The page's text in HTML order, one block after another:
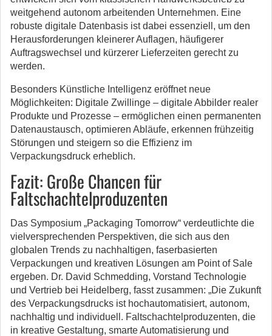
weitgehend autonom arbeitenden Unternehmen. Eine
robuste digitale Datenbasis ist dabei essenziell, um den
Herausforderungen kleinerer Auflagen, häufigerer
Auftragswechsel und kürzerer Lieferzeiten gerecht zu
werden.
Besonders Künstliche Intelligenz eröffnet neue
Möglichkeiten: Digitale Zwillinge – digitale Abbilder realer
Produkte und Prozesse – ermöglichen einen permanenten
Datenaustausch, optimieren Abläufe, erkennen frühzeitig
Störungen und steigern so die Effizienz im
Verpackungsdruck erheblich.
Fazit: Große Chancen für
Faltschachtelproduzenten
Das Symposium „Packaging Tomorrow“ verdeutlichte die
vielversprechenden Perspektiven, die sich aus den
globalen Trends zu nachhaltigen, faserbasierten
Verpackungen und kreativen Lösungen am Point of Sale
ergeben. Dr. David Schmedding, Vorstand Technologie
und Vertrieb bei Heidelberg, fasst zusammen: „Die Zukunft
des Verpackungsdrucks ist hochautomatisiert, autonom,
nachhaltig und individuell. Faltschachtelproduzenten, die
in kreative Gestaltung, smarte Automatisierung und